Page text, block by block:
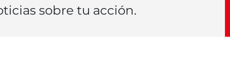
sobre tu acción.